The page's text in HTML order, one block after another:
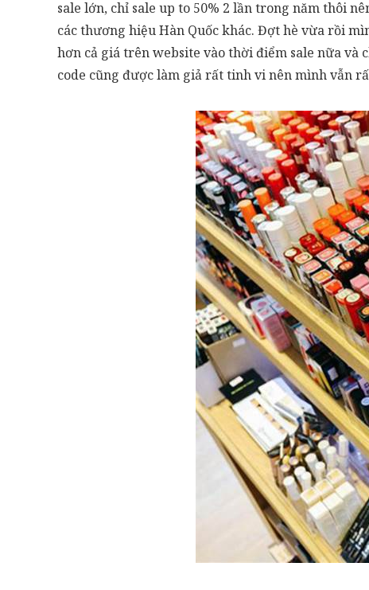
sale lớn, chỉ sale up to 50% 2 lần trong năm thôi
các thương hiệu Hàn Quốc khác. Đợt hè vừa rồi
hơn cả giá trên website vào thời điểm sale nữa và
code cũng được làm giả rất tinh vi nên mình vẫn